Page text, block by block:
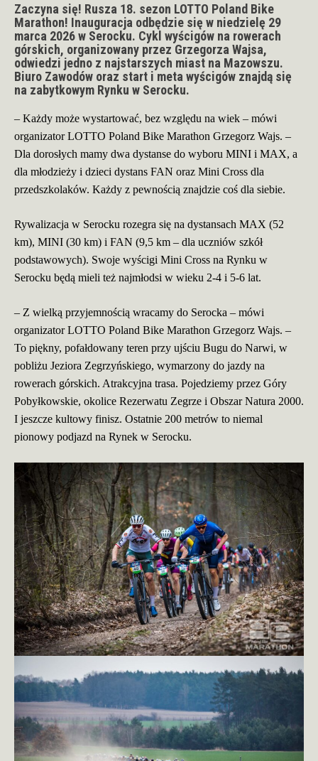
Zaczyna się! Rusza 18. sezon LOTTO Poland Bike
Marathon! Inauguracja odbędzie się w niedzielę 29
marca 2026 w Serocku. Cykl wyścigów na rowerach
górskich, organizowany przez Grzegorza Wajsa,
odwiedzi jedno z najstarszych miast na Mazowszu.
Biuro Zawodów oraz start i meta wyścigów znajdą się
na zabytkowym Rynku w Serocku.
– Każdy może wystartować, bez względu na wiek – mówi
organizator LOTTO Poland Bike Marathon Grzegorz Wajs. –
Dla dorosłych mamy dwa dystanse do wyboru MINI i MAX, a
dla młodzieży i dzieci dystans FAN oraz Mini Cross dla
przedszkolaków. Każdy z pewnością znajdzie coś dla siebie.
Rywalizacja w Serocku rozegra się na dystansach MAX (52
km), MINI (30 km) i FAN (9,5 km – dla uczniów szkół
podstawowych). Swoje wyścigi Mini Cross na Rynku w
Serocku będą mieli też najmłodsi w wieku 2-4 i 5-6 lat.
– Z wielką przyjemnością wracamy do Serocka – mówi
organizator LOTTO Poland Bike Marathon Grzegorz Wajs. –
To piękny, pofałdowany teren przy ujściu Bugu do Narwi, w
pobliżu Jeziora Zegrzyńskiego, wymarzony do jazdy na
rowerach górskich. Atrakcyjna trasa. Pojedziemy przez Góry
Pobyłkowskie, okolice Rezerwatu Zegrze i Obszar Natura 2000.
I jeszcze kultowy finisz. Ostatnie 200 metrów to niemal
pionowy podjazd na Rynek w Serocku.